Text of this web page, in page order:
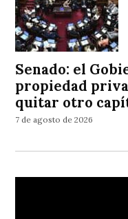
Senado: el
propiedad
quitar otro
7 de agosto de 2026